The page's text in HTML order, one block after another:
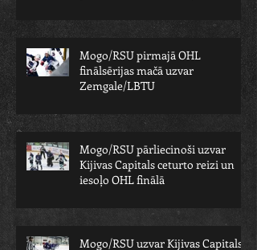
Mogo/RSU pirmajā OHL
finālsērijas mačā uzvar
Zemgale/LBTU
Mogo/RSU pārliecinoši uzvar
Kijivas Capitals ceturto reizi un
iesoļo OHL finālā
Mogo/RSU uzvar Kijivas Capitals